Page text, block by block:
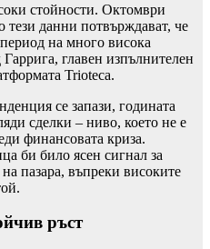
стойности. Октомври
данни потвърждават, че
на много висока
главен изпълнителен
Trioteca.
се запази, годината
сделки – ниво, което не е
финансовата криза.
би било ясен сигнал за
пазара, въпреки високите
ръст